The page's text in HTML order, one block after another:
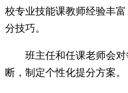
校专业技能课教师经验丰
分技巧。
班主任和任课老师会对
断，制定个性化提分方案。